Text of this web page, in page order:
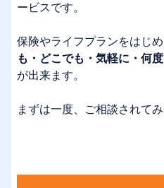
ービスです。
保険やライフプランをはじ
も・どこでも・気軽に・何
が出来ます。
まずは一度、ご相談されて